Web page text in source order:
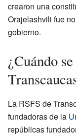
crearon una
Orajelashvili fue
gobierno.
¿Cuándo
La RSFS de
fundadoras de la
repúblicas